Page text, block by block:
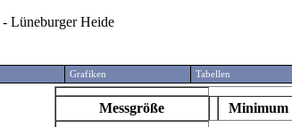
Lüneburger Heide
Grafiken Tabellen
Messgröße Minimum